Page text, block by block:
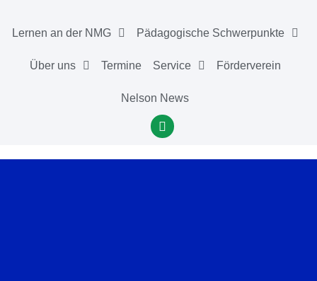
Lernen an der NMG Pädagogische Schwerpunkte
Über uns Termine Service Förderverein
Nelson News